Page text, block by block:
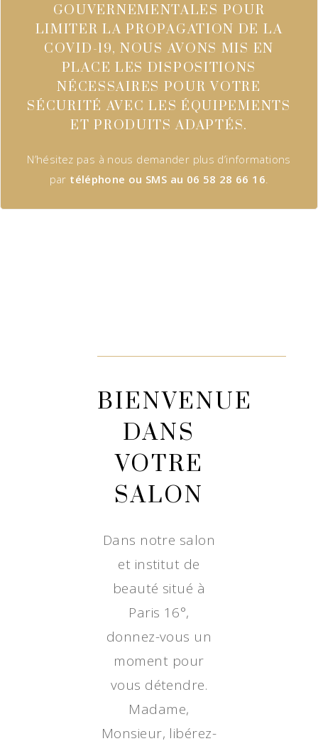
GOUVERNEMENTALES POUR
LIMITER LA PROPAGATION DE LA
COVID-19, NOUS AVONS MIS EN
PLACE LES DISPOSITIONS
NÉCESSAIRES POUR VOTRE
SÉCURITÉ AVEC LES ÉQUIPEMENTS
ET PRODUITS ADAPTÉS.
N’hésitez pas à nous demander plus d’informations
par téléphone ou SMS au 06 58 28 66 16
BIENVENUE
DANS
VOTRE
SALON
Dans notre salon
et institut de
beauté situé à
Paris 16°,
donnez-vous un
moment pour
vous détendre.
Madame,
Monsieur, libérez-